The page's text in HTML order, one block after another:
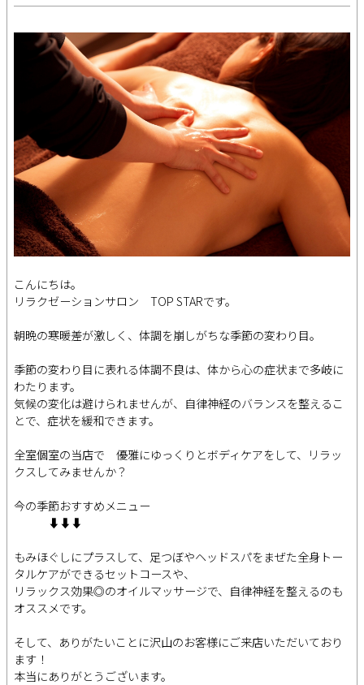
掲載店様ログイン
閉じる
こんにちは。
リラクゼーションサロン TOP STARです。
朝晩の寒暖差が激しく、体調を崩しがちな季節の変わり目。
季節の変わり目に表れる体調不良は、体から心の症状まで多岐に
わたります。
気候の変化は避けられませんが、自律神経のバランスを整えるこ
とで、症状を緩和できます。
全室個室の当店で 優雅にゆっくりとボディケアをして、リラッ
クスしてみませんか？
今の季節おすすめメニュー
⬇︎⬇︎⬇︎
もみほぐしにプラスして、足つぼやヘッドスパをまぜた全身トー
タルケアができるセットコースや、
リラックス効果◎のオイルマッサージで、自律神経を整えるのも
オススメです。
そして、ありがたいことに沢山のお客様にご来店いただいており
ます！
本当にありがとうございます。